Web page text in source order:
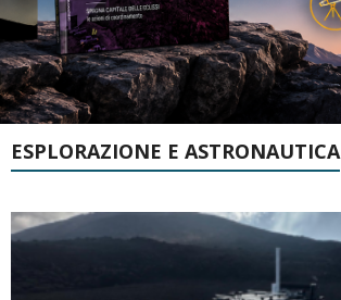
ESPLORAZIONE E ASTRONAUTICA